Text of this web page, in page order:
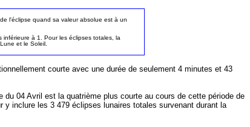
l'éclipse quand sa valeur absolue est à un
à 1. Pour les éclipses totales, la
et le Soleil.
courte avec une durée de seulement 4 minutes et 43
du 04 Avril est la quatrième plus courte au cours de cette période de
inclure les 3 479 éclipses lunaires totales survenant durant la